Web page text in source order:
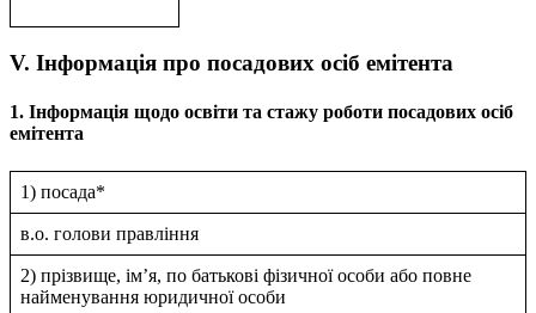
V. Інформація про посадових осіб емітента
1. Інформація щодо освіти та стажу роботи посадових осіб
емітента
1) посада*
в.о. голови правлiння
2) прізвище, ім’я, по батькові фізичної особи або повне
найменування юридичної особи